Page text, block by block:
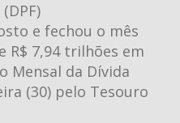
e fechou o mês
R$ 7,94 trilhões em
Mensal da Dívida
(30) pelo Tesouro